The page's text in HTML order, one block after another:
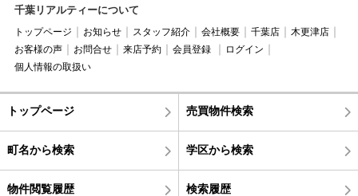
千葉リアルティーについて
トップページ お知らせ スタッフ紹介 会社概要 千葉店
木更津店
お客様の声
お問合せ 来店予約 会員登録
ログイン
個人情報の取扱い
トップページ 売買物件検索
町名から検索 学区から検索
物件閲覧履歴 検索履歴